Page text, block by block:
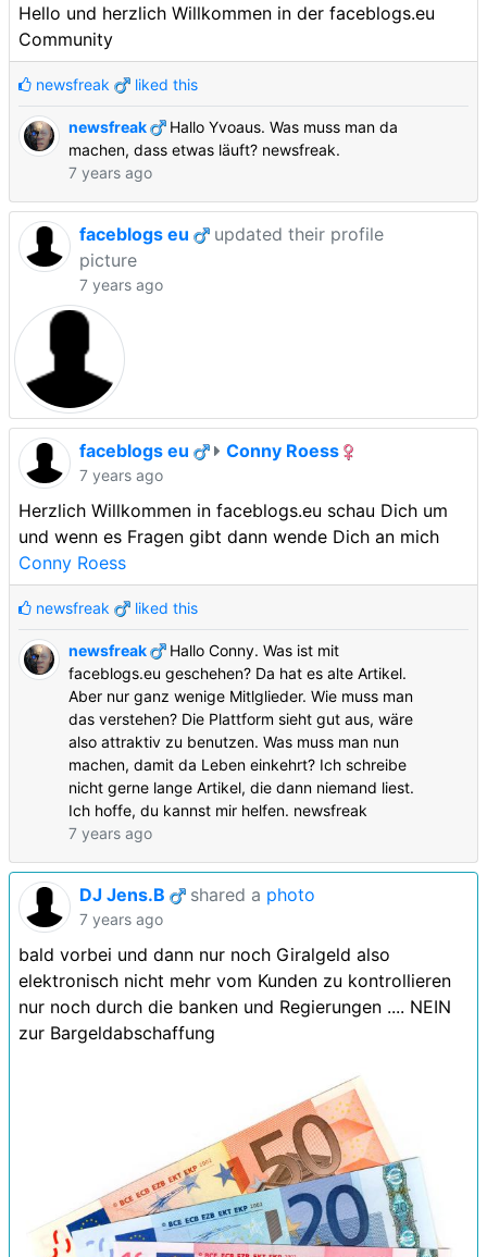
Hello und herzlich Willkommen in der faceblogs.eu
Community
newsfreak liked this
newsfreak
Hallo Yvoaus. Was muss man da
machen, dass etwas läuft? newsfreak.
7 years ago
faceblogs eu
updated their profile
picture
7 years ago
faceblogs eu Conny Roess
7 years ago
Herzlich Willkommen in faceblogs.eu schau Dich um
und wenn es Fragen gibt dann wende Dich an mich
Conny Roess
newsfreak liked this
newsfreak
Hallo Conny. Was ist mit
faceblogs.eu geschehen? Da hat es alte Artikel.
Aber nur ganz wenige Mitlglieder. Wie muss man
das verstehen? Die Plattform sieht gut aus, wäre
also attraktiv zu benutzen. Was muss man nun
machen, damit da Leben einkehrt? Ich schreibe
nicht gerne lange Artikel, die dann niemand liest.
Ich hoffe, du kannst mir helfen. newsfreak
7 years ago
DJ Jens.B shared a photo
7 years ago
bald vorbei und dann nur noch Giralgeld also
elektronisch nicht mehr vom Kunden zu kontrollieren
nur noch durch die banken und Regierungen .... NEIN
zur Bargeldabschaffung